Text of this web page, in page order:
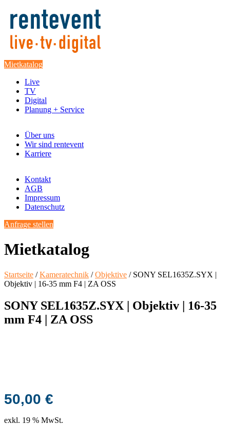
Mietkatalog
Live
TV
Digital
Planung + Service
Über uns
Wir sind rentevent
Karriere
Kontakt
AGB
Impressum
Datenschutz
Anfrage stellen
Mietkatalog
Startseite /Kameratechnik /Objektive / SONY SEL1635Z.SYX |
Objektiv | 16-35 mm F4 | ZA OSS
SONY SEL1635Z.SYX | Objektiv | 16-35
mm F4 | ZA OSS
50,00 €
exkl. 19 % MwSt.